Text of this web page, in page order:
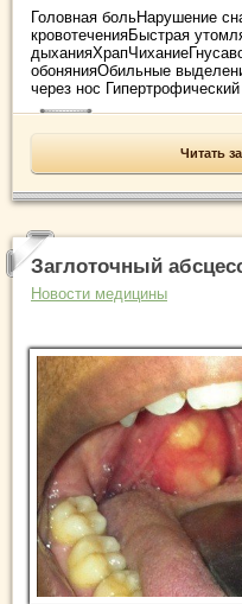
Головная больНарушение
кровотеченияБыстрая
обонянияОбильные
через нос Гипертрофический
Читать
Заглоточный
Новости медицины